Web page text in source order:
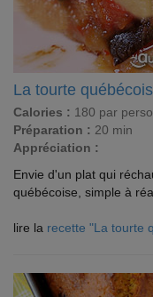
La tourte
Calories : 180 par
Préparation : 20 min
Appréciation :
Envie d'un plat qui
québécoise, simple à
lire la recette "La tourte